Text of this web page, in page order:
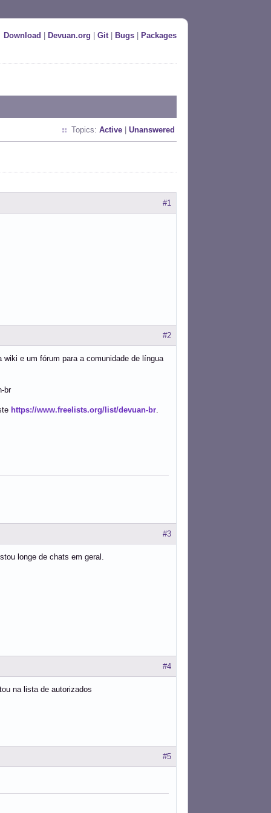
Download Devuan.org Git| Bugs Packages
Topics: Active Unanswered
#1
#2
e um fórum para a comunidade de língua
br
https://www.freelists.org/list/devuan-br
#3
longe de chats em geral.
#4
na lista de autorizados
#5